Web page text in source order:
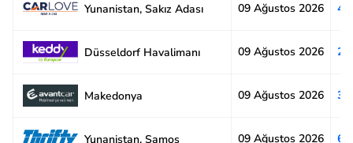
Yunanistan, Sakız Adası 09 Ağustos 2026
Düsseldorf Havalimanı 09 Ağustos 2026
Makedonya 09 Ağustos 2026
Yunanistan, Samos 09 Ağustos 2026